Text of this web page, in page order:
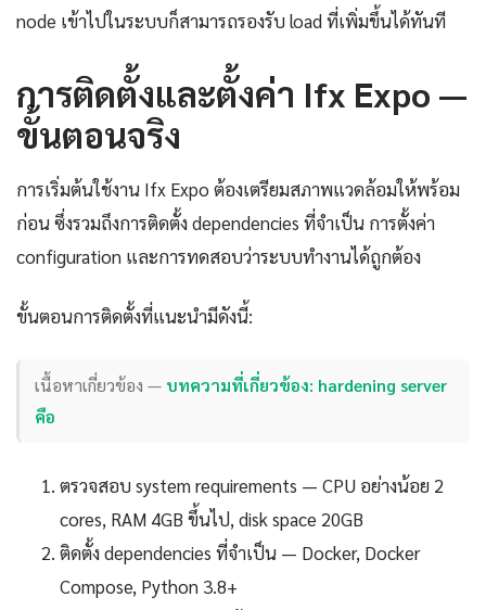
node เข้าไปในระบบก็สามารถรองรับ load ที่เพิ่มขึ้นได้ทันที
การติดตั้งและตั้งค่า Ifx Expo —
ขั้นตอนจริง
การเริ่มต้นใช้งาน Ifx Expo ต้องเตรียมสภาพแวดล้อมให้พร้อม
ก่อน ซึ่งรวมถึงการติดตั้ง dependencies ที่จำเป็น การตั้งค่า
configuration และการทดสอบว่าระบบทำงานได้ถูกต้อง
ขั้นตอนการติดตั้งที่แนะนำมีดังนี้:
เนื้อหาเกี่ยวข้อง — บทความที่เกี่ยวข้อง: hardening server
คือ
ตรวจสอบ system requirements — CPU อย่างน้อย 2
cores, RAM 4GB ขึ้นไป, disk space 20GB
ติดตั้ง dependencies ที่จำเป็น — Docker, Docker
Compose, Python 3.8+